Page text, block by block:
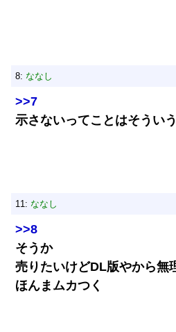
8: ななし
>>7
示さないってことはそうい
11: ななし
>>8
そうか
売りたいけどDL版やから無
ほんまムカつく